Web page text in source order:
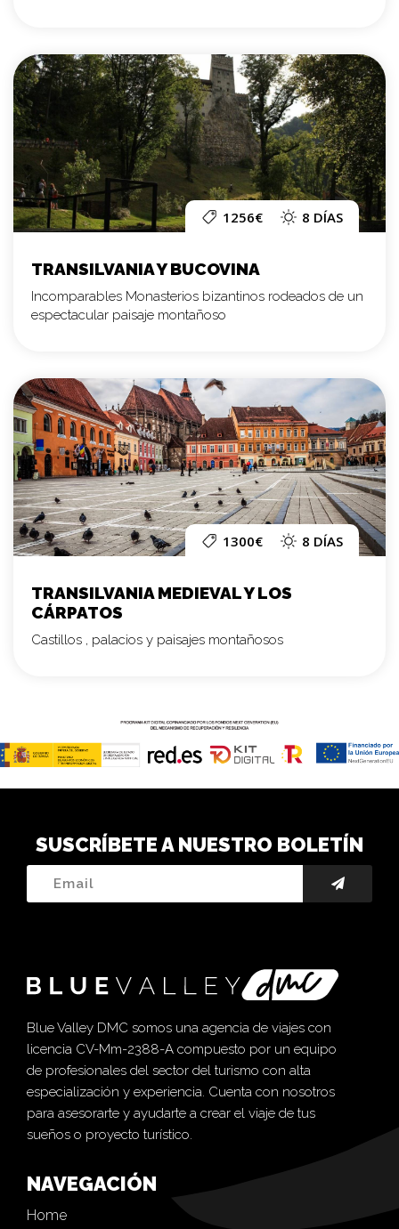
1256€ 8 DÍAS
TRANSILVANIA Y BUCOVINA
Incomparables Monasterios bizantinos rodeados de un
espectacular paisaje montañoso
1300€ 8 DÍAS
TRANSILVANIA MEDIEVAL Y LOS
CÁRPATOS
Castillos , palacios y paisajes montañosos
SUSCRÍBETE A NUESTRO BOLETÍN
Blue Valley DMC somos una agencia de viajes con
licencia CV-Mm-2388-A compuesto por un equipo
de profesionales del sector del turismo con alta
especialización y experiencia. Cuenta con nosotros
para asesorarte y ayudarte a crear el viaje de tus
sueños o proyecto turístico.
NAVEGACIÓN
Home